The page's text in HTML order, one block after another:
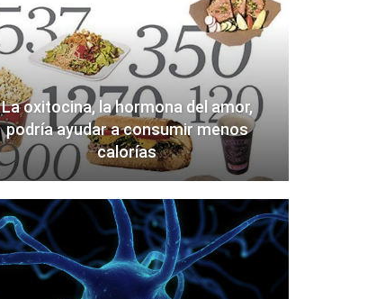
La oxitocina, la hormona del amor,
podría ayudar a consumir menos
calorías